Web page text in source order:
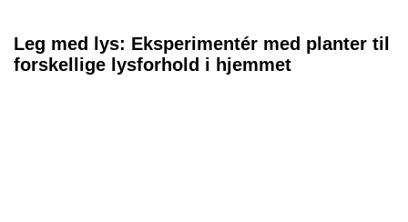
Leg med lys: Eksperimentér med planter til
forskellige lysforhold i hjemmet